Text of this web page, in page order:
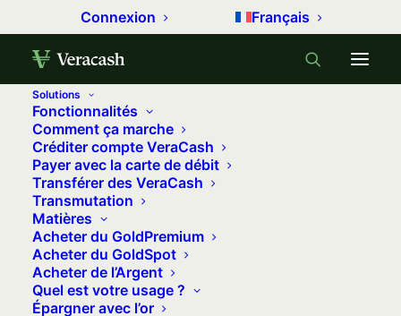
Connexion Français
Solutions
Fonctionnalités
Comment ça marche
Créditer compte VeraCash
Payer avec la carte de débit
Transférer des VeraCash
Transmutation
Matières
Acheter du GoldPremium
Acheter du GoldSpot
Acheter de l’Argent
Quel est votre usage ?
Épargner avec l’or
Trustpilot
Achetez de l’or physique halal
certifié par le CICAFFI
Veracash est le seul compte d’épargne en